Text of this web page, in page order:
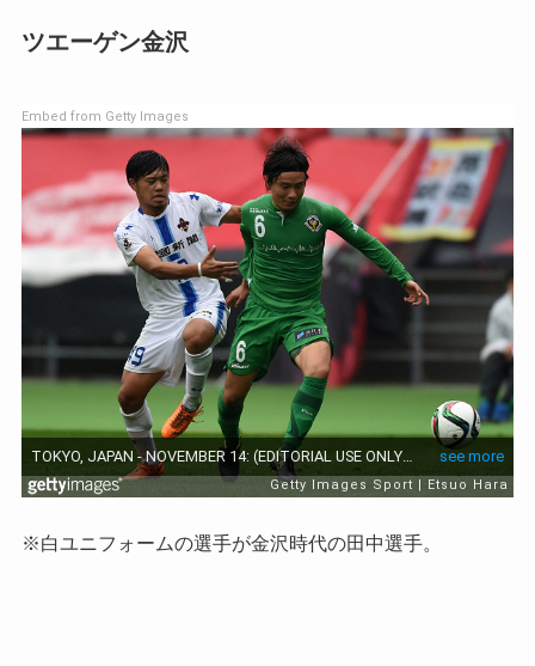
ツエーゲン金沢
Embed from Getty Images
※白ユニフォームの選手が金沢時代の田中選手。